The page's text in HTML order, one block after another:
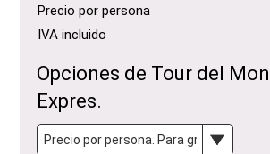
Precio por persona
IVA incluido
Opciones de Tour del
Expres.